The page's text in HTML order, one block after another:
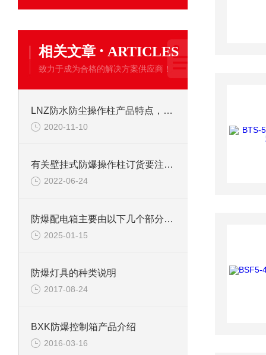
相关文章 · ARTICLES
致力于成为合格的解决方案供应商！
LNZ防水防尘操作柱产品特点，满足你的实际需求
2020-11-10
有关壁挂式防爆操作柱订货要注意什么 赶紧看看
2022-06-24
防爆配电箱主要由以下几个部分组成
2025-01-15
防爆灯具的种类说明
2017-08-24
BXK防爆控制箱产品介绍
2016-03-16